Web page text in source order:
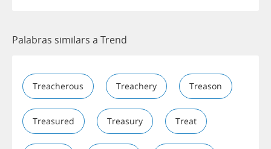
Palabras similars a Trend
Treacherous Treachery Treason
Treasured Treasury Treat